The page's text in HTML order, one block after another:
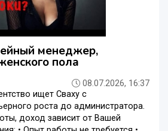
менеджер,
пола
08.07.2026, 16:37
ищет Сваху с
роста до администратора.
доход зависит от Вашей